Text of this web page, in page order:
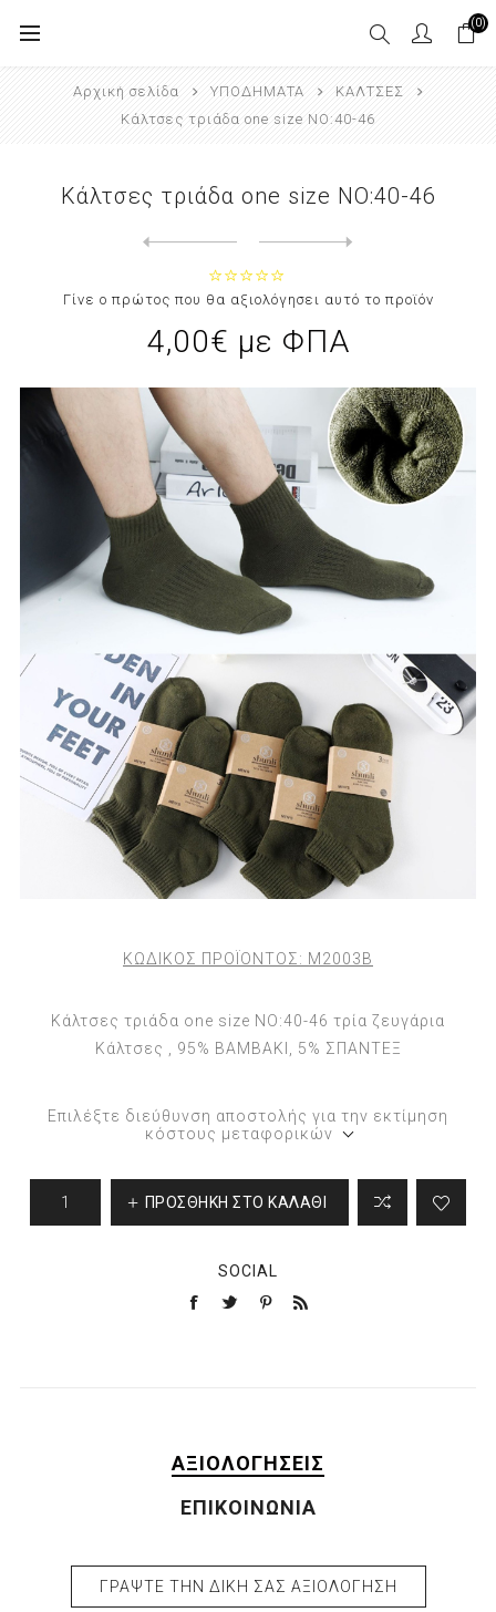
(0)
Αρχική σελίδα ΥΠΟΔΗΜΑΤΑ
ΚΑΛΤΣΕΣ
Κάλτσες τριάδα one size NO:40-46
Κάλτσες τριάδα one size NO:40-46
Γίνε ο πρώτος που θα αξιολόγησει αυτό το προϊόν
4,00€ με ΦΠΑ
ΚΩΔΙΚΟΣ ΠΡΟΪΟΝΤΟΣ: M2003B
Κάλτσες τριάδα one size NO:40-46 τρία ζευγάρια
Κάλτσες , 95% ΒΑΜΒΑΚΙ, 5% ΣΠΑΝΤΕΞ
Επιλέξτε διεύθυνση αποστολής για την εκτίμηση
κόστους μεταφορικών
ΠΡΟΣΘΉΚΗ ΣΤΟ ΚΑΛΆΘΙ
SOCIAL
ΑΞΙΟΛΟΓΉΣΕΙΣ
ΕΠΙΚΟΙΝΩΝΊΑ
ΓΡΆΨΤΕ ΤΗΝ ΔΙΚΉ ΣΑΣ ΑΞΙΟΛΌΓΗΣΗ